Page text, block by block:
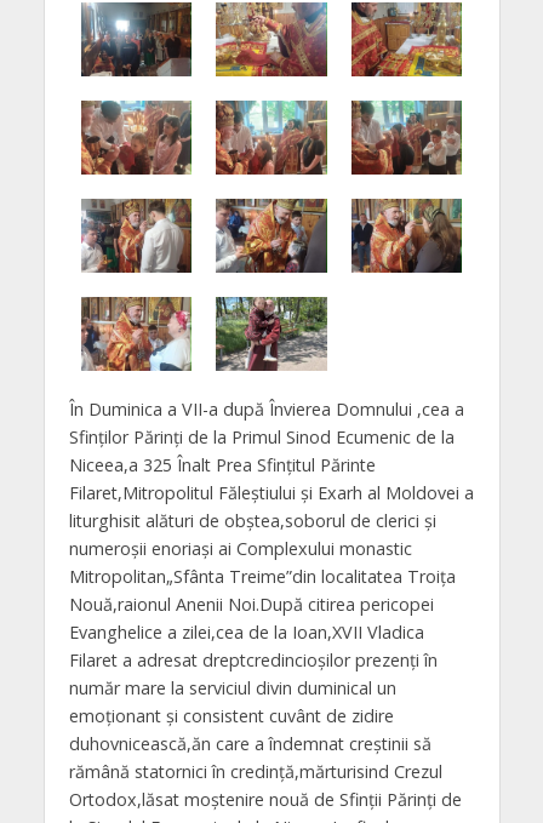
În Duminica a VII-a după Învierea Domnului ,cea a
Sfinților Părinți de la Primul Sinod Ecumenic de la
Niceea,a 325 Înalt Prea Sfințitul Părinte
Filaret,Mitropolitul Făleștiului și Exarh al Moldovei a
liturghisit alături de obștea,soborul de clerici și
numeroșii enoriași ai Complexului monastic
Mitropolitan„Sfânta Treime”din localitatea Troița
Nouă,raionul Anenii Noi.După citirea pericopei
Evanghelice a zilei,cea de la Ioan,XVII Vladica
Filaret a adresat dreptcredincioșilor prezenți în
număr mare la serviciul divin duminical un
emoționant și consistent cuvânt de zidire
duhovnicească,ăn care a îndemnat creștinii să
rămână statornici în credință,mărturisind Crezul
Ortodox,lăsat moștenire nouă de Sfinții Părinți de